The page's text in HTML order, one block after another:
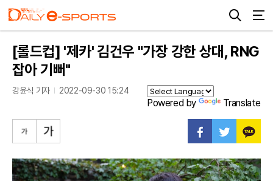
[롤드컵] '제카' 김건우 "가장 강한 상대, RNG
잡아 기뻐"
강윤식 기자 2022-09-30 15:24
Powered by Translate